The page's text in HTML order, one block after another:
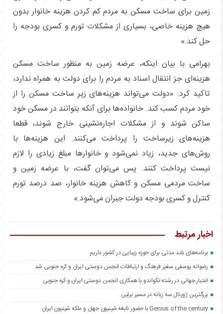
زمین برای ساخت مسکن به مردم کم کردن هزینه خانوار بدون
هیچ هزینه خاصی، بسیاری از مشکلات تورم و کسری بودجه را
حل کند.»
بهرامی با بیان اینکه، عرضه زمین به منظور ساخت مسکن
هزینه‌ای جز انتقال اسناد به مردم را برای دولت به همراه ندارد،
تاکید کرد: «دولت می‌تواند هزینه‌های زیر ساخت مسکن را از
خود مردم کسب کند. خانواده‌ها برای آنکه بتوانند در مسکن خود
ساکن شوند و از مشکلات اجاره‌نشینی خارج شوند، قطعا
هزینه‌های زیرساخت را پرداخت می‌کنند. این هزینه‌ها با
روش‌های جدید، زیاد نمی‌شود و خانوارها مبلغ زیادی را لازم
نیست پرداخت کنند. پس می‌توان گفت، با عرضه زمین و
ساخت مردمی مسکن و کاهش هزینه خانوار، صد درصد تورم
کنترل و کسری بودجه دولت جبران می‌شود.»
اخبار مرتبط
برنامه‌های بلند مدتی برای حوزه زیبایی در کشور داریم
رضوانه یوسفی سفیر فرهنگ و ارتباطات انجمن دوستی ایران و کره جنوبی شد
اعتبار جهانی در رشته تکواندو با همکاری انجمن دوستی ایران و کره جنوبی
بزرگترین ژورنال سه زبانه در مسیر برلین
Genius of the century با حضور نابغه شینیون جهان و ملکه شینیون ایران